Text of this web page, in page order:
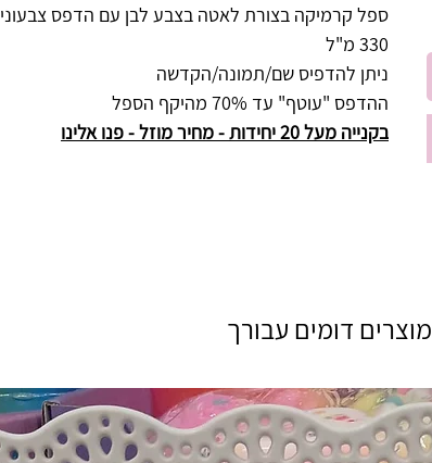
ספל קרמיקה בצורת לאטה בצבע לבן עם הדפס צבעוני
330 מ"ל
ניתן להדפיס שם/תמונה/הקדשה
ההדפס "עוטף" עד 70% מהיקף הספל
בקנייה מעל 20 יחידות - מחיר מוזל - פנו אלינו
מוצרים דומים עבורך